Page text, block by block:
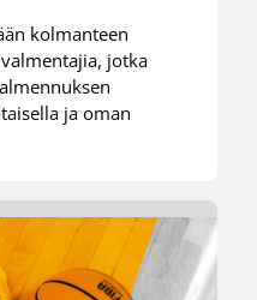
kolmanteen
jotka
ja oman